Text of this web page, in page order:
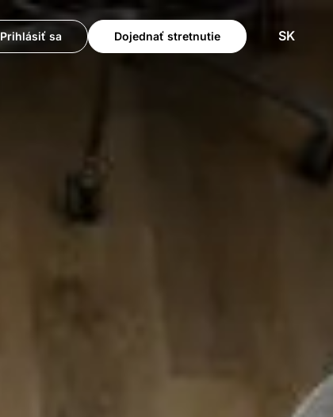
Prihlásiť sa Dojednať stretnutie SK